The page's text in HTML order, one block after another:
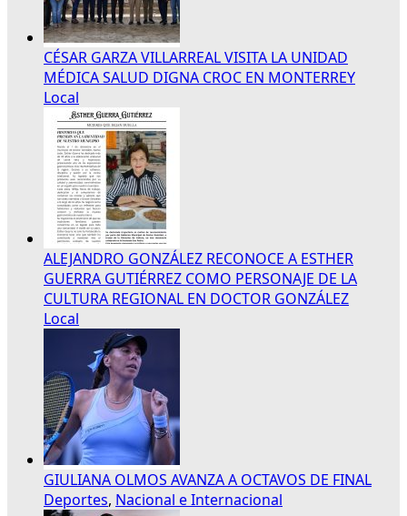
CÉSAR GARZA VILLARREAL VISITA LA UNIDAD
MÉDICA SALUD DIGNA CROC EN MONTERREY
Local
ALEJANDRO GONZÁLEZ RECONOCE A ESTHER
GUERRA GUTIÉRREZ COMO PERSONAJE DE LA
CULTURA REGIONAL EN DOCTOR GONZÁLEZ
Local
GIULIANA OLMOS AVANZA A OCTAVOS DE FINAL
Deportes, Nacional e Internacional